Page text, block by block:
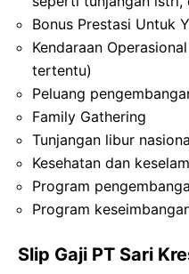
Bonus Prestasi Untuk
Kendaraan
tertentu)
Peluang
Family Gathering
Tunjangan libur
Kesehatan dan
Program
Program
Slip Gaji PT Sari